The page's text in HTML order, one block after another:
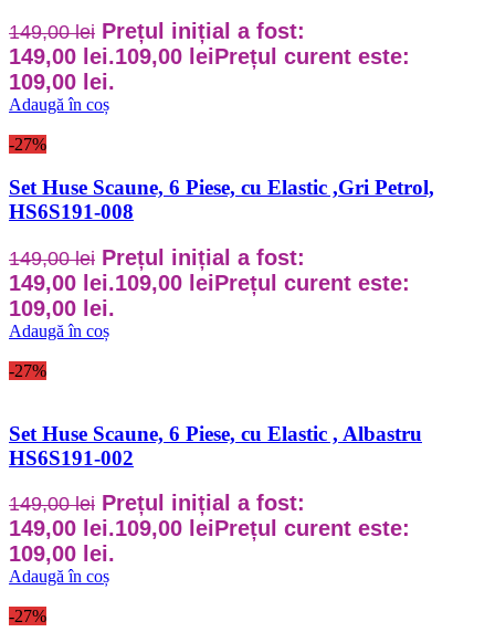
149,00lei Prețul inițial a fost:
149,00 lei.109,00 leiPrețul curent este:
109,00 lei.
Adaugă în coș
-27%
Set Huse Scaune, 6 Piese, cu Elastic ,Gri Petrol,
HS6S191-008
149,00lei Prețul inițial a fost:
149,00 lei.109,00 leiPrețul curent este:
109,00 lei.
Adaugă în coș
-27%
Set Huse Scaune, 6 Piese, cu Elastic , Albastru
HS6S191-002
149,00lei Prețul inițial a fost:
149,00 lei.109,00 leiPrețul curent este:
109,00 lei.
Adaugă în coș
-27%